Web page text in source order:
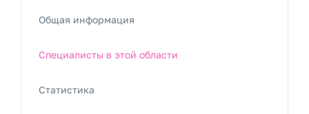
Общая информация
Специалисты в этой области
Статистика